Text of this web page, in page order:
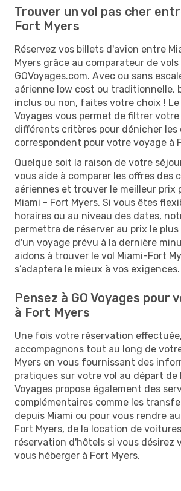
Trouver un vol pas cher
Fort Myers
Réservez vos billets d'avion entre
Myers grâce au comparateur de vols
GOVoyages.com. Avec ou sans
aérienne low cost ou traditionnelle,
inclus ou non, faites votre choix ! Le
Voyages vous permet de filtrer
différents critères pour dénicher les
correspondent pour votre voyage à
Quelque soit la raison de votre
vous aide à comparer les offres des
aériennes et trouver le meilleur prix
Miami - Fort Myers. Si vous êtes
horaires ou au niveau des dates,
permettra de réserver au prix le plus
d'un voyage prévu à la dernière
aidons à trouver le vol Miami-Fort
s’adaptera le mieux à vos exigences.
Pensez à GO Voyages pour
à Fort Myers
Une fois votre réservation
accompagnons tout au long de
Myers en vous fournissant des
pratiques sur votre vol au départ de
Voyages propose également des
complémentaires comme les
depuis Miami ou pour vous rendre
Fort Myers, de la location de
réservation d'hôtels si vous désirez
vous héberger à Fort Myers.